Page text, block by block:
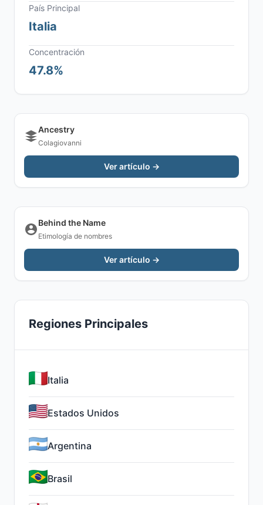
País Principal
Italia
Concentración
47.8%
Ancestry
Colagiovanni
Ver artículo →
Behind the Name
Etimología de nombres
Ver artículo →
Regiones Principales
Italia
Estados Unidos
Argentina
Brasil